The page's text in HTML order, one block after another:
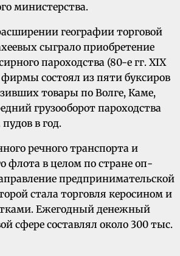
министерства.
географии торговой
сыграло при­обретение
пароходства (80-е гг. XIX
состоял из пяти буксиров
то­вары по Волге, Каме,
грузооборот пароходства
в год.
речного транспорта и
флота в целом по стране оп­
предприниматель­ской
стала торговля ке­росином и
Ежегодный денежный
сфере составлял около 300 тыс.